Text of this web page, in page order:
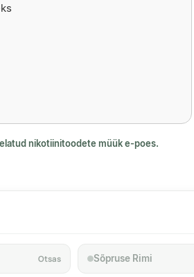
nikotiinitoodete müük e-poes.
Otsas Sõpruse Rimi